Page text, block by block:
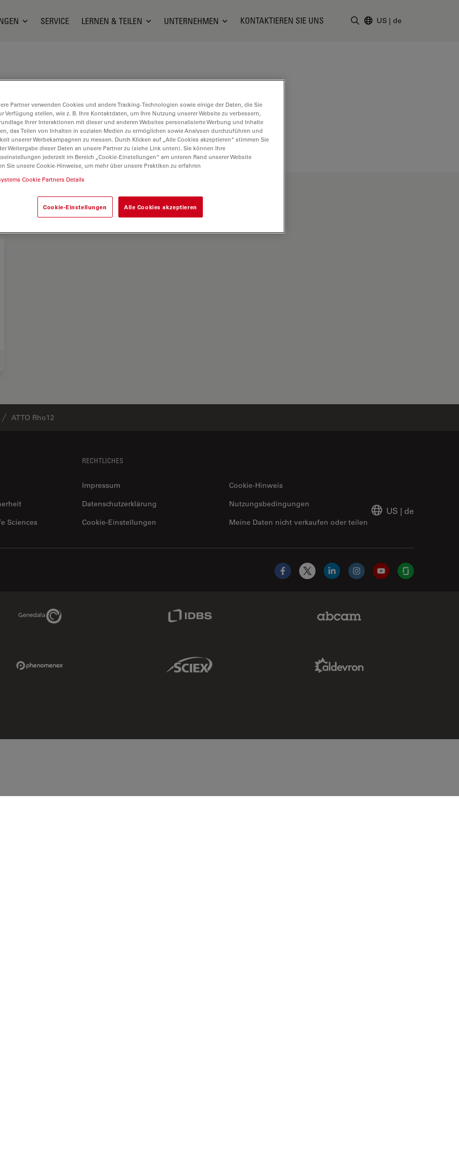
SERVICE LERNEN & TEILEN UNTERNEHMEN KONTAKTIEREN SIE UNS US | de
ATTO Rho12
Sciences
RECHTLICHES
Impressum
Cookie-Hinweis
Datenschutzerklärung
Meine Daten nicht verkaufen oder teilen
Nutzungsbedingungen
Cookie-Einstellungen
US | de
Facebook
X LinkedInInstagramYouTubeGlassdoor
Genedata Link
Sciex Link
Partner verwenden Cookies und andere Tracking-Technologien sowie einige der Daten, die Sie
Verfügung stellen, wie z. B. Ihre Kontaktdaten, um Ihre Nutzung unserer Website zu verbessern,
Ihrer Interaktionen mit dieser und anderen Websites personalisierte Werbung und Inhalte
das Teilen von Inhalten in sozialen Medien zu ermöglichen sowie Analysen durchzuführen und
unserer Werbekampagnen zu messen. Durch Klicken auf „Alle Cookies akzeptieren“ stimmen Sie
Weitergabe dieser Daten an unsere Partner zu (siehe Link unten). Sie können Ihre
jederzeit im Bereich „Cookie-Einstellungen“ am unteren Rand unserer Website
Sie unsere Cookie-Hinweise, um mehr über unsere Praktiken zu erfahren
Cookie Partners Details
Cookie-Einstellungen Alle Cookies akzeptieren